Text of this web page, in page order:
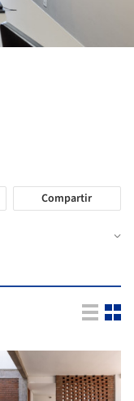
Compartir